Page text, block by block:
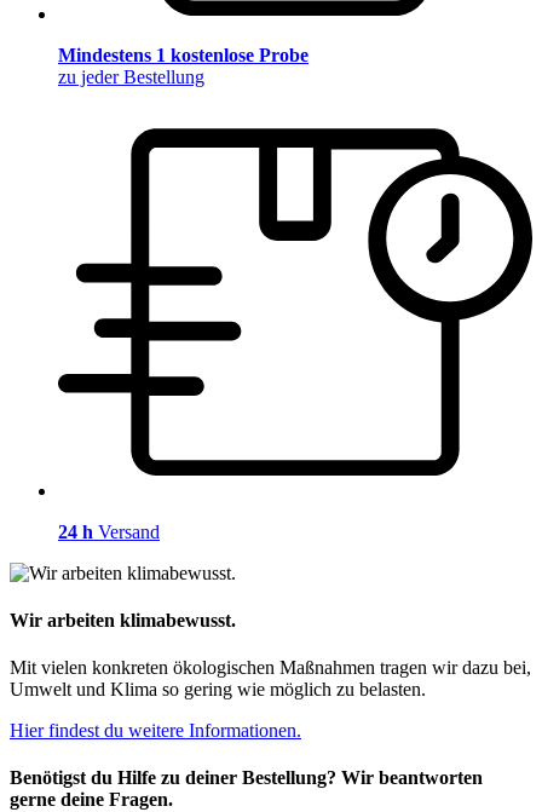
Mindestens 1 kostenlose Probe
zu jeder Bestellung
24 h Versand
Wir arbeiten klimabewusst.
Mit vielen konkreten ökologischen Maßnahmen tragen wir dazu bei,
Umwelt und Klima so gering wie möglich zu belasten.
Hier findest du weitere Informationen.
Benötigst du Hilfe zu deiner Bestellung? Wir beantworten
gerne deine Fragen.